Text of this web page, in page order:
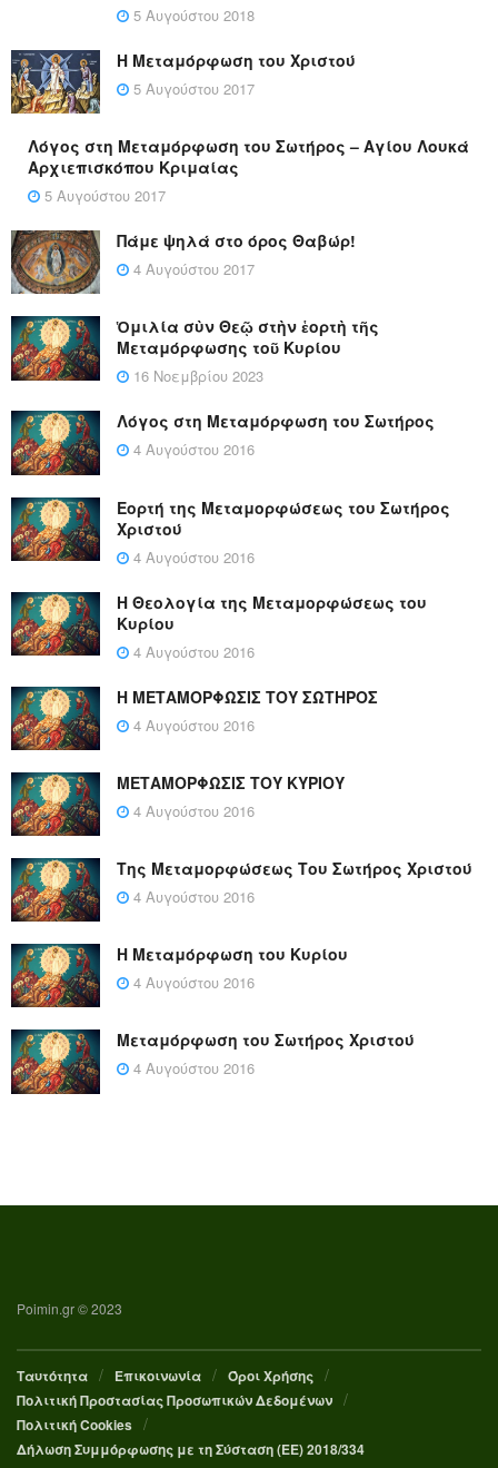
5 Αυγούστου 2018
Η Μεταμόρφωση του Χριστού
5 Αυγούστου 2017
Λόγος στη Μεταμόρφωση του Σωτήρος – Αγίου Λουκά
Αρχιεπισκόπου Κριμαίας
5 Αυγούστου 2017
Πάμε ψηλά στο όρος Θαβώρ!
4 Αυγούστου 2017
Ὁμιλία σὺν Θεῷ στὴν ἑορτὴ τῆς
Μεταμόρφωσης τοῦ Κυρίου
16 Νοεμβρίου 2023
Λόγος στη Μεταμόρφωση του Σωτήρος
4 Αυγούστου 2016
Εορτή της Μεταμορφώσεως του Σωτήρος
Χριστού
4 Αυγούστου 2016
Η Θεολογία της Μεταμορφώσεως του
Κυρίου
4 Αυγούστου 2016
Η ΜΕΤΑΜΟΡΦΩΣΙΣ ΤΟΥ ΣΩΤΗΡΟΣ
4 Αυγούστου 2016
ΜΕΤΑΜΟΡΦΩΣΙΣ ΤΟΥ ΚΥΡΙΟΥ
4 Αυγούστου 2016
Της Μεταμορφώσεως Του Σωτήρος Χριστού
4 Αυγούστου 2016
Η Μεταμόρφωση του Κυρίου
4 Αυγούστου 2016
Μεταμόρφωση του Σωτήρος Χριστού
4 Αυγούστου 2016
Poimin.gr © 2023
Ταυτότητα Επικοινωνία
Όροι Χρήσης
Πολιτική Προστασίας Προσωπικών Δεδομένων
Πολιτική Cookies
Δήλωση Συμμόρφωσης με τη Σύσταση (ΕΕ) 2018/334